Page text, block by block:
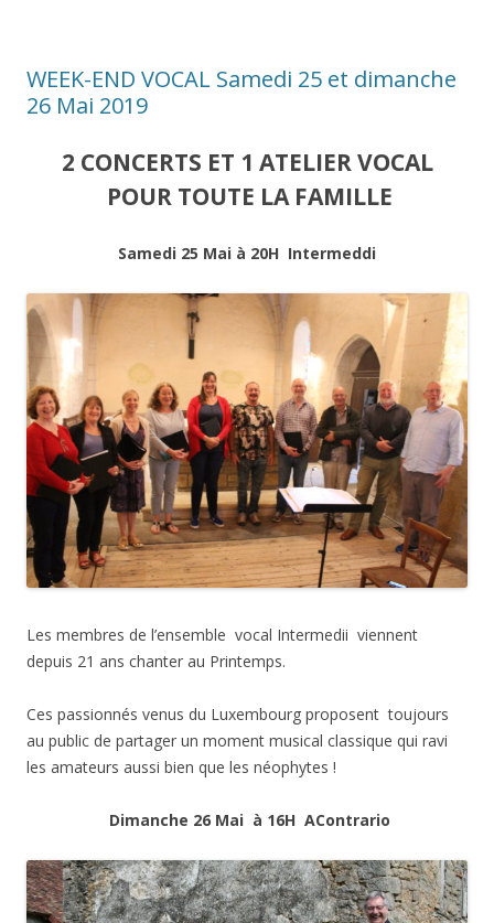
WEEK-END VOCAL Samedi 25 et dimanche
26 Mai 2019
2 CONCERTS ET 1 ATELIER VOCAL
POUR TOUTE LA FAMILLE
Samedi 25 Mai à 20H Intermeddi
Les membres de l’ensemble vocal Intermedii viennent
depuis 21 ans chanter au Printemps.
Ces passionnés venus du Luxembourg proposent toujours
au public de partager un moment musical classique qui ravi
les amateurs aussi bien que les néophytes !
Dimanche 26 Mai à 16H AContrario